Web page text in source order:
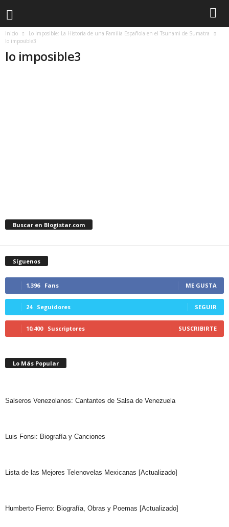
Inicio
Lo Imposible: La Historia de una Familia Española en el Tsunami de Sumatra
lo imposible3
lo imposible3
Buscar en Blogistar.com
Síguenos
1,396 Fans ME GUSTA
24 Seguidores SEGUIR
10,400 Suscriptores SUSCRIBIRTE
Lo Más Popular
Salseros Venezolanos: Cantantes de Salsa de Venezuela
Luis Fonsi: Biografía y Canciones
Lista de las Mejores Telenovelas Mexicanas [Actualizado]
Humberto Fierro: Biografía, Obras y Poemas [Actualizado]